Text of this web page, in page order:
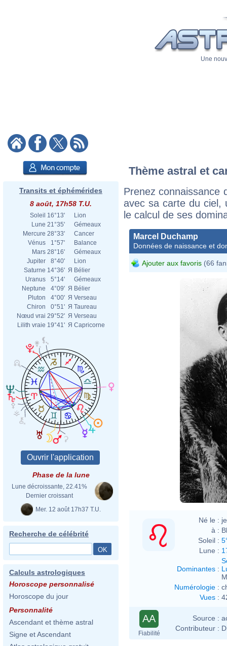
Une
Transits et éphémérides
8 août, 17h58 T.U.
Soleil 16°13'
Lion
Lune 21°35'
Gémeaux
Mercure 28°33'
Cancer
Vénus
1°57'
Balance
Mars 28°16'
Gémeaux
Jupiter
8°40'
Lion
Saturne 14°36' Я Bélier
Uranus
5°14'
Gémeaux
Neptune
4°09' Я Bélier
Pluton
4°00' Я Verseau
Chiron
0°51' Я Taureau
Nœud vrai 29°52' Я Verseau
Lilith vraie 19°41' Я Capricorne
Phase de la lune
Lune décroissante, 22.41%
Dernier croissant
Mer. 12 août 17h37 T.U.
Recherche de célébrité
Calculs astrologiques
Horoscope personnalisé
Horoscope du jour
Personnalité
Ascendant et thème astral
Signe et Ascendant
Thème astral et
Prenez connaissance
avec sa carte du ciel,
le calcul de ses
Marcel Duchamp
Données de naissance et
Ajouter aux favoris (66
Né le :
à :
Soleil :
Lune :
Dominantes :
Numérologie :
Vues :
AA
Fiabilité
Source :
Contributeur :